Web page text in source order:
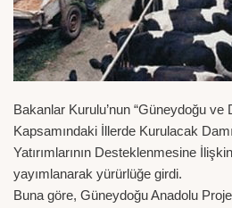
Bakanlar Kurulu’nun “Güneydoğu ve
Kapsamındaki İllerde Kurulacak
Yatırımlarının Desteklenmesine
yayımlanarak yürürlüğe girdi.
Buna göre, Güneydoğu Anadolu